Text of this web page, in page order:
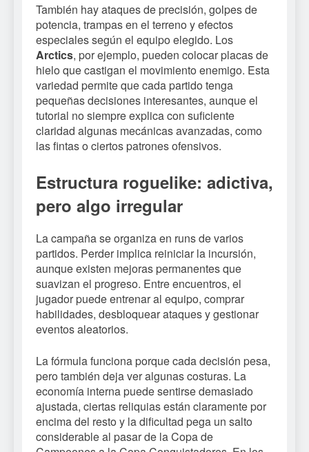
También hay ataques de precisión, golpes de
potencia, trampas en el terreno y efectos
especiales según el equipo elegido. Los
Arctics, por ejemplo, pueden colocar placas de
hielo que castigan el movimiento enemigo. Esta
variedad permite que cada partido tenga
pequeñas decisiones interesantes, aunque el
tutorial no siempre explica con suficiente
claridad algunas mecánicas avanzadas, como
las fintas o ciertos patrones ofensivos.
Estructura roguelike: adictiva,
pero algo irregular
La campaña se organiza en runs de varios
partidos. Perder implica reiniciar la incursión,
aunque existen mejoras permanentes que
suavizan el progreso. Entre encuentros, el
jugador puede entrenar al equipo, comprar
habilidades, desbloquear ataques y gestionar
eventos aleatorios.
La fórmula funciona porque cada decisión pesa,
pero también deja ver algunas costuras. La
economía interna puede sentirse demasiado
ajustada, ciertas reliquias están claramente por
encima del resto y la dificultad pega un salto
considerable al pasar de la Copa de